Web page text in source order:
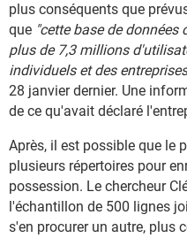
plus conséquents que
que "cette base de
plus de 7,3 millions
individuels et des
28 janvier dernier. Une
de ce qu'avait déclaré
Après, il est possible que le
plusieurs répertoires pour
possession. Le chercheur
l'échantillon de 500 lignes
s'en procurer un autre, plus